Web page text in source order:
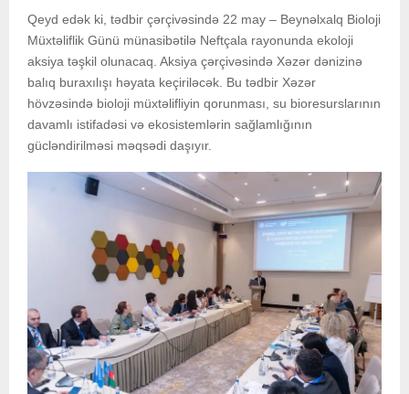
Qeyd edək ki, tədbir çərçivəsində 22 may – Beynəlxalq Bioloji
Müxtəliflik Günü münasibətilə Neftçala rayonunda ekoloji
aksiya təşkil olunacaq. Aksiya çərçivəsində Xəzər dənizinə
balıq buraxılışı həyata keçiriləcək. Bu tədbir Xəzər
hövzəsində bioloji müxtəlifliyin qorunması, su bioresurslarının
davamlı istifadəsi və ekosistemlərin sağlamlığının
gücləndirilməsi məqsədi daşıyır.